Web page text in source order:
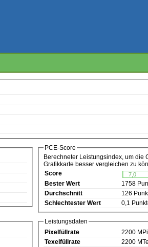
PCE-Score
Berechneter Leistungsindex, um die
Grafikkarte besser vergleichen zu
Score
7,0
Bester Wert
1758
Durchschnitt
126
Schlechtester Wert
0,1
Leistungsdaten
Pixelfüllrate
2200
Texelfüllrate
2200